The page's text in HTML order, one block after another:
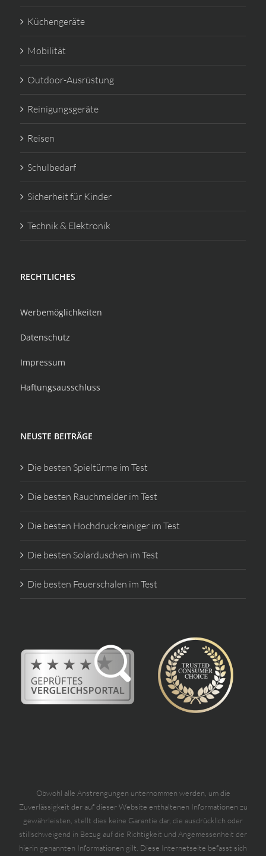
Küchengeräte
Mobilität
Outdoor-Ausrüstung
Reinigungsgeräte
Reisen
Schulbedarf
Sicherheit für Kinder
Technik & Elektronik
RECHTLICHES
Werbemöglichkeiten
Datenschutz
Impressum
Haftungsausschluss
NEUSTE BEITRÄGE
Die besten Spieltürme im Test
Die besten Rauchmelder im Test
Die besten Hochdruckreiniger im Test
Die besten Solarduschen im Test
Die besten Feuerschalen im Test
Obwohl alle Anstrengungen unternommen werden, um die
Zuverlässigkeit der auf dieser Website enthaltenen Informationen zu
gewährleisten, stellt dies keine Garantie dar, die ausdrücklich oder
stillschweigend in Bezug auf die Richtigkeit und Angemessenheit der
hierin genannten Informationen gilt. Diese Internetseite befasst sich